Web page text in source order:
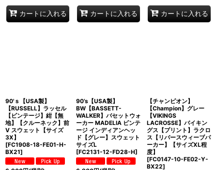
カートに入れる カートに入れる カートに入れる
90'ｓ【USA製】
【RUSSELL】ラッセル
【ビンテージ】紺【無
地】【クルーネック】前
V スウェット【サイズ
3X】
[FC1908-18-FE01-H-
BX21]
90’s【USA製】
BW【BASSETT-
WALKER】バセットウォ
ーカー MADELIA ビンテ
ージ インディアンヘッ
ド【グレー】スウェット
サイズL
[FC2131-12-FD28-H]
【チャンピオン】
【Champion】グレー
【VIKINGS
LACROSSE】バイキン
グス【プリント】ラクロ
ス【リバースウィーブパ
ーカー】【サイズXL程
度】
[FC0147-10-FE02-Y-
BX22]